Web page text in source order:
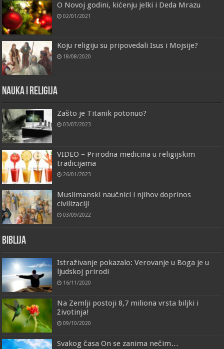
O Novoj godini, kićenju jelki i Deda Mrazu
02/01/2021
Koju religiju su pripovedali Isus i Mojsije?
18/08/2020
Nauka i religija
Zašto je Titanik potonuo?
03/07/2023
VIDEO – Prirodna medicina u religijskim
tradicijama
26/01/2023
Muslimanski naučnici i njihov doprinos
civilizaciji
03/09/2022
Biblija
Istraživanje pokazalo: Verovanje u Boga je u
ljudskoj prirodi
16/11/2020
Na Zemlji postoji 8,7 miliona vrsta biljki i
životinja!
09/10/2020
Svakog časa On se zanima nečim…